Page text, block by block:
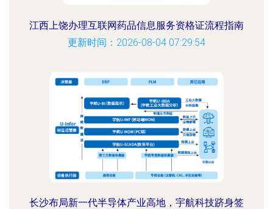
江西上饶办理互联网药品信息服务资格证流程指南
更新时间：2026-08-04 07:29:54
长沙布局新一代半导体产业高地，宇航科技跻身签